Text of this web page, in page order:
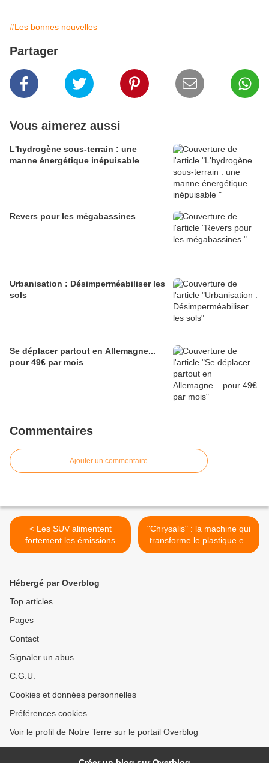
#Les bonnes nouvelles
Partager
Vous aimerez aussi
L'hydrogène sous-terrain : une
manne énergétique inépuisable
Revers pour les mégabassines
Urbanisation : Désimperméabiliser les
sols
Se déplacer partout en Allemagne...
pour 49€ par mois
Commentaires
Ajouter un commentaire
< Les SUV alimentent
fortement les émissions
mondiales de CO2
"Chrysalis" : la machine qui
transforme le plastique en
diesel léger est enfin prête
Hébergé par Overblog
Top articles
Pages
Contact
Signaler un abus
C.G.U.
Cookies et données personnelles
Préférences cookies
Voir le profil de Notre Terre sur le portail Overblog